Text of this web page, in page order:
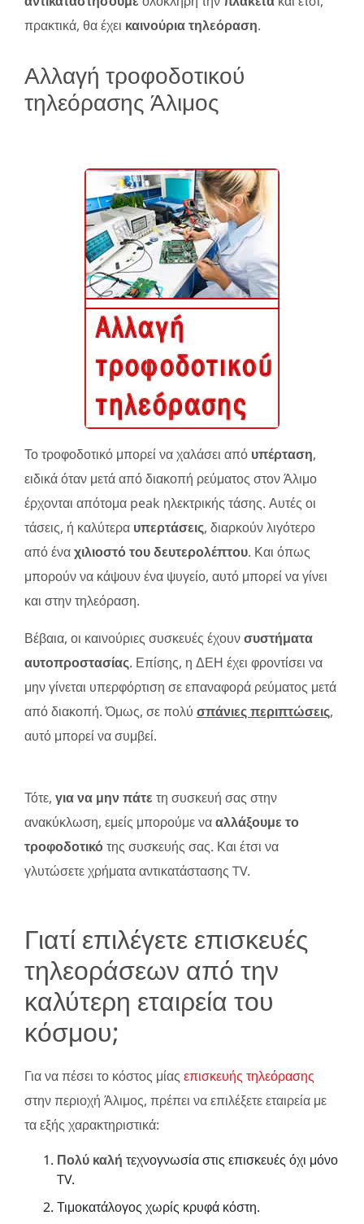
πρακτικά, θα έχει καινούρια τηλεόραση.
Αλλαγή τροφοδοτικού
τηλεόρασης Άλιμος
Το τροφοδοτικό μπορεί να χαλάσει από υπέρταση,
ειδικά όταν μετά από διακοπή ρεύματος στον Άλιμο
έρχονται απότομα peak ηλεκτρικής τάσης. Αυτές οι
τάσεις, ή καλύτερα υπερτάσεις, διαρκούν λιγότερο
από έναχιλιοστό του δευτερολέπτου. Και όπως
μπορούν να κάψουν ένα ψυγείο, αυτό μπορεί να γίνει
και στην τηλεόραση.
Βέβαια, οι καινούριες συσκευές έχουνσυστήματα
αυτοπροστασίας. Επίσης, η ΔΕΗ έχει φροντίσει να
μην γίνεται υπερφόρτιση σε επαναφορά ρεύματος μετά
από διακοπή. Όμως, σε πολύ σπάνιες περιπτώσεις,
αυτό μπορεί να συμβεί.
Τότε, για να μην πάτε τη συσκευή σας στην
ανακύκλωση, εμείς μπορούμε νααλλάξουμε το
τροφοδοτικότης συσκευής σας. Και έτσι να
γλυτώσετε χρήματα αντικατάστασης TV.
Γιατί επιλέγετε επισκευές
τηλεοράσεων από την
καλύτερη εταιρεία του
κόσμου;
Για να πέσει το κόστος μίας επισκευής τηλεόρασης
στην περιοχή Άλιμος, πρέπει να επιλέξετε εταιρεία με
τα εξής χαρακτηριστικά:
Πολύ καλή τεχνογνωσία στις επισκευές όχι μόνο
TV.
Τιμοκατάλογος χωρίς κρυφά κόστη.